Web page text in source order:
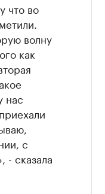
что во
волну
как
нас
с
- сказала